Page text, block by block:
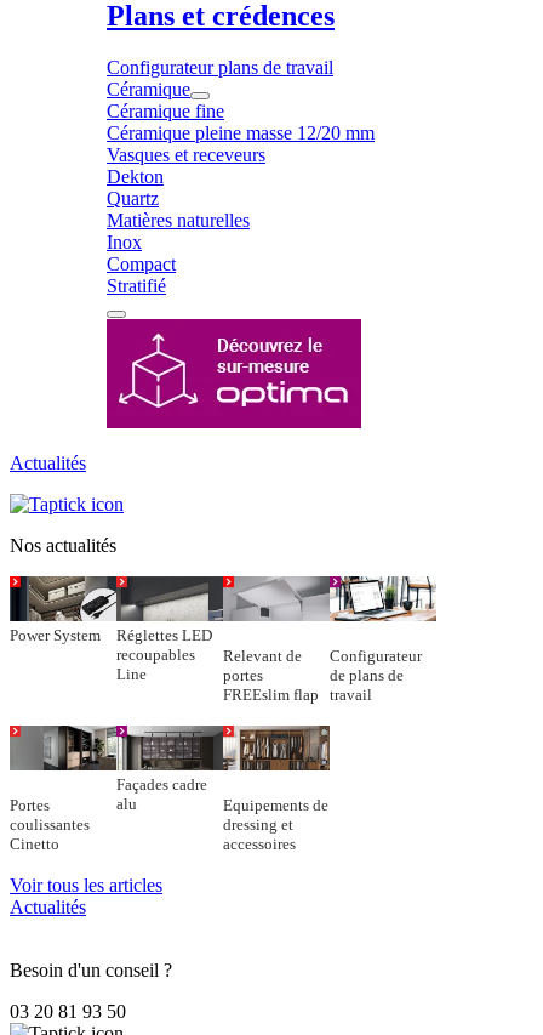
Plans et crédences
Configurateur plans de travail
Céramique
Céramique fine
Céramique pleine masse 12/20 mm
Vasques et receveurs
Dekton
Quartz
Matières naturelles
Inox
Compact
Stratifié
Actualités
Nos actualités
Power System
Réglettes LED
recoupables
Line
Relevant de
portes
FREEslim flap
Configurateur
de plans de
travail
Portes
coulissantes
Cinetto
Façades cadre
alu
Equipements de
dressing et
accessoires
Voir tous les articles
Actualités
Besoin d'un conseil ?
03 20 81 93 50